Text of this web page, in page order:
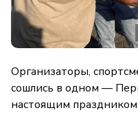
Организаторы,
сошлись в одном —
настоящим